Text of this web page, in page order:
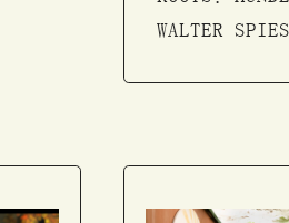
WALTER